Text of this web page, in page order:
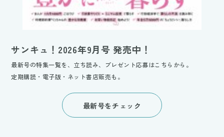
サンキュ！2026年9月号 発売中！
最新号の特集一覧を、立ち読み、プレゼント応募はこちらから。
定期購読・電子版・ネット書店販売も。
最新号をチェック